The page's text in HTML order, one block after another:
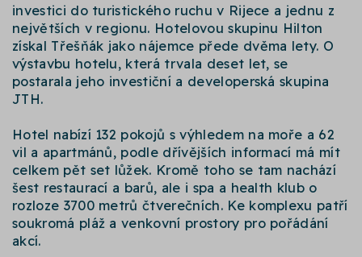
investici do turistického ruchu v Rijece a jednu z
největších v regionu. Hotelovou skupinu Hilton
získal Třešňák jako nájemce přede dvěma lety. O
výstavbu hotelu, která trvala deset let, se
postarala jeho investiční a developerská skupina
JTH.
Hotel nabízí 132 pokojů s výhledem na moře a 62
vil a apartmánů, podle dřívějších informací má mít
celkem pět set lůžek. Kromě toho se tam nachází
šest restaurací a barů, ale i spa a health klub o
rozloze 3700 metrů čtverečních. Ke komplexu patří
soukromá pláž a venkovní prostory pro pořádání
akcí.